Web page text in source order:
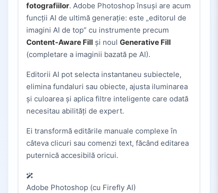
fotografiilor. Adobe Photoshop însuși are acum
funcții AI de ultimă generație: este „editorul de
imagini AI de top” cu instrumente precum
Content-Aware Fill și noul Generative Fill
(completare a imaginii bazată pe AI).
Editorii AI pot selecta instantaneu subiectele,
elimina fundaluri sau obiecte, ajusta iluminarea
și culoarea și aplica filtre inteligente care odată
necesitau abilități de expert.
Ei transformă editările manuale complexe în
câteva clicuri sau comenzi text, făcând editarea
puternică accesibilă oricui.
Adobe Photoshop (cu Firefly AI)